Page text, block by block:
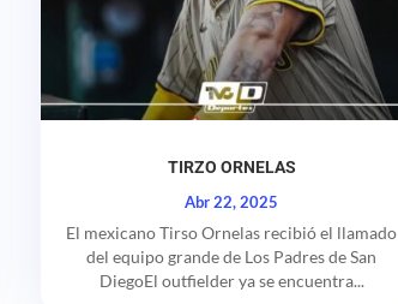
TIRZO ORNELAS
Abr 22, 2025
El mexicano Tirso Ornelas recibió el llamado
del equipo grande de Los Padres de San
DiegoEl outfielder ya se encuentra...